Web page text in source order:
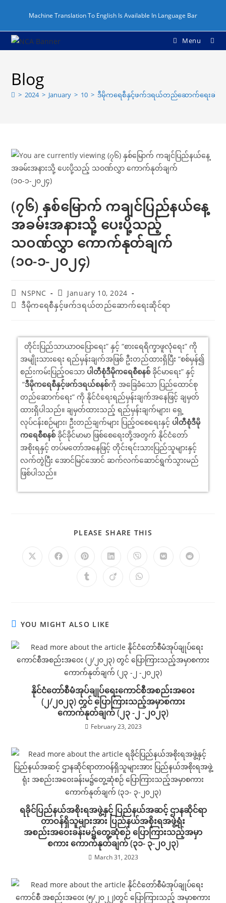
Machine Translation To English Is Available In Language Bar
Menu
Blog
> 2024 > January > 10 > ဒီမိုကရေစီနှင့်ဖက်ဒရယ်တည်ဆောက်ရေးဆိုင်
(၇၆) နှစ်မြောက် ကချင်ပြည်နယ်နေ့
အခမ်းအနားသို့ ပေးပို့သည့်
သဝဏ်လွှာ ကောက်နုတ်ချက်
(၁၀-၁-၂၀၂၄)
NSPNC
January 10, 2024
ဒီမိုကရေစီနှင့်ဖက်ဒရယ်တည်ဆောက်ရေးဆိုင်ရာ
တိုင်းပြည်သာယာဝပြောရေး” နှင့် “စားရေရိက္ခာဖူလုံရေး” ကို
အမျိုးသားရေး ရည်မှန်းချက်အဖြစ် ဦးတည်ထားရှိပြီး “စစ်မှန်၍
စည်းကမ်းပြည့်ဝသောပါတီစုံဒီမိုကရေစီစနစ် ခိုင်မာရေး” နှင့်
“ဒီမိုကရေစီနှင့်ဖက်ဒရယ်စနစ်ကို အခြေခံသော ပြည်ထောင်စု
တည်ဆောက်ရေး” ကို နိုင်ငံရေးရည်မှန်းချက်အနေဖြင့် ချမှတ်
ထားရှိပါသည်။ ချမှတ်ထားသည့် ရည်မှန်းချက်များ၊ ရှေ့
လုပ်ငန်းစဉ်များ၊ ဦးတည်ချက်များ ပြည့်ဝစေရေးနှင့်ပါတီစုံဒီမို
ကရေစီစနစ်ခိုင်ခိုင်မာမာ ဖြစ်စေရေးတို့အတွက် နိုင်ငံတော်
အစိုးရနှင့် တပ်မတော်အနေဖြင့် တိုင်းရင်းသားပြည်သူများနှင့်
လက်တွဲပြီး အောင်မြင်အောင် ဆက်လက်ဆောင်ရွက်သွားမည်
ဖြစ်ပါသည်။
PLEASE SHARE THIS
YOU MIGHT ALSO LIKE
နိုင်ငံတော်စီမံအုပ်ချုပ်ရေးကောင်စီအစည်းအဝေး
(၂/၂၀၂၃) တွင် ပြောကြားသည့်အမှာစကား
ကောက်နုတ်ချက် (၂၃ -၂ -၂၀၂၃)
February 23, 2023
ရခိုင်ပြည်နယ်အစိုးရအဖွဲ့နှင့် ပြည်နယ်အဆင့် ဌာနဆိုင်ရာ
တာဝန်ရှိသူများအား ပြည်နယ်အစိုးရအဖွဲ့ရုံး
အစည်းအဝေးခန်းမ၌တွေ့ဆုံစဉ် ပြောကြားသည့်အမှာ
စကား ကောက်နုတ်ချက် (၃၁- ၃-၂၀၂၃)
March 31, 2023